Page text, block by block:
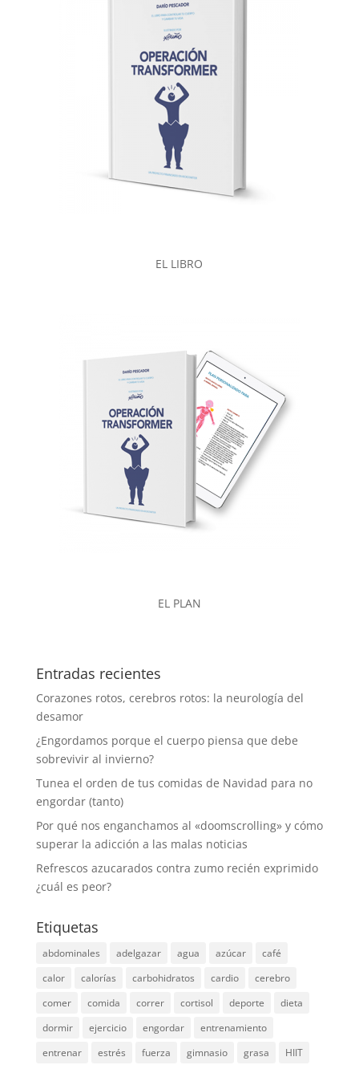
EL LIBRO
EL PLAN
Entradas recientes
Corazones rotos, cerebros rotos: la neurología del
desamor
¿Engordamos porque el cuerpo piensa que debe
sobrevivir al invierno?
Tunea el orden de tus comidas de Navidad para no
engordar (tanto)
Por qué nos enganchamos al «doomscrolling» y cómo
superar la adicción a las malas noticias
Refrescos azucarados contra zumo recién exprimido
¿cuál es peor?
Etiquetas
abdominales adelgazar agua azúcar
café
calor
calorías carbohidratos cardio
cerebro
comer
comida correr cortisol deporte
dieta
dormir
ejercicio engordar
entrenamiento
entrenar
estrés fuerza gimnasio grasa HIIT